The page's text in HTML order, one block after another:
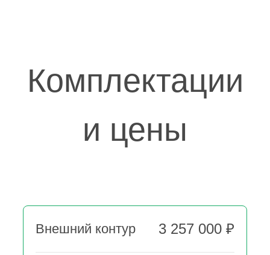
Комплектации
и цены
Внешний контур 3 257 000 ₽